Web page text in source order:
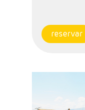
reservar
- Ruta: 2
noche